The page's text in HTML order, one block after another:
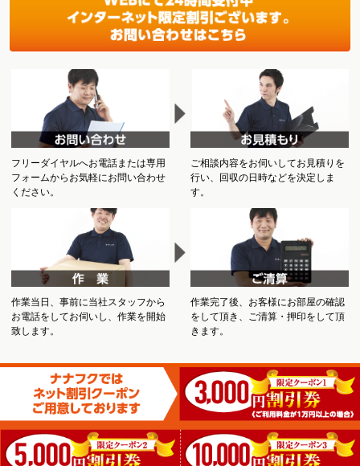
フリーダイヤルへお電話または専用
フォームからお気軽にお問い合わせ
ください。
ご相談内容をお伺いしてお見積りを
行い、回収の日時などを決定しま
す。
作業当日、事前に当社スタッフから
お電話をしてお伺いし、作業を開始
致します。
作業完了後、お客様にお部屋の確認
をして頂き、ご清算・押印をして頂
きます。